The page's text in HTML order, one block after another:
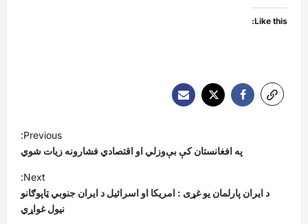
Like this:
Previous:
په افغانستان کې بې‌وزلي او اقتصادي فشارونه زیات شوي
Next:
د ایران پارلمان یو غړی : امریکا او اسرائیل د ایران جنوبي ټاپوګانو
نیول غواړي